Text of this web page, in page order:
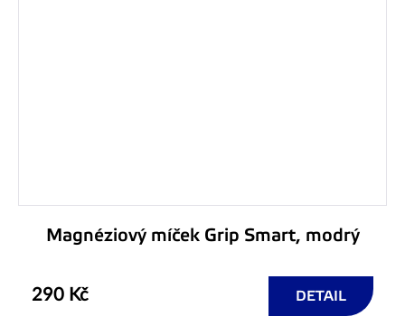
Magnéziový míček Grip Smart, modrý
290 Kč DETAIL